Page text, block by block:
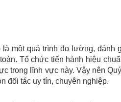
một quá trình đo lường, đánh
Tổ chức tiến hành hiệu
trong lĩnh vực này. Vậy nên
đối tác uy tín, chuyên nghiệp.